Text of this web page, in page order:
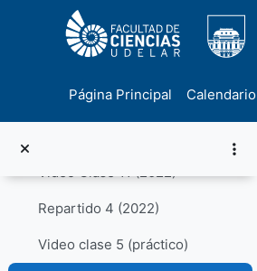
Página Principal Calendario
Colapsar
Semana 6 (22 a 26 de abril)
Video Clase 10 (2022)
Video Clase 11 (2022)
Repartido 4 (2022)
Video clase 5 (práctico)